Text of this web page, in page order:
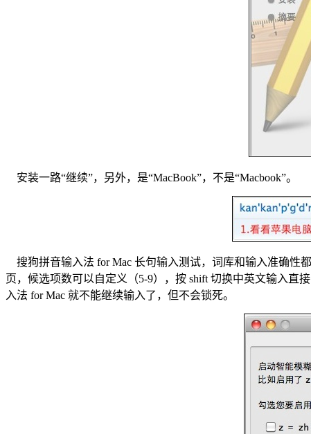
安装一路“继续”，另外，是“MacBook”，不是“Macbook”。
搜狗拼音输入法 for Mac 长句输入测试，词库和输入准确性
页，候选项数可以自定义（5-9），按 shift 切换中英文输入
入法 for Mac 就不能继续输入了，但不会锁死。